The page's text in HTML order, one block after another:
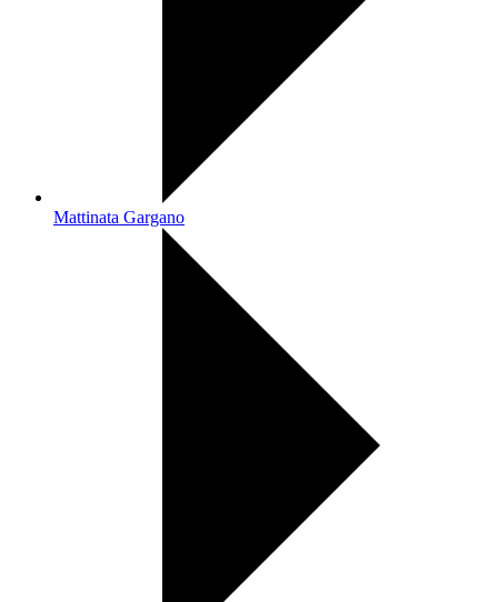
Mattinata Gargano